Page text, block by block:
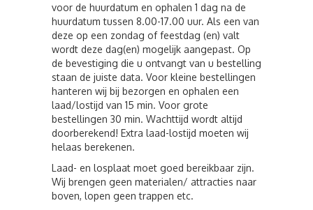
voor de huurdatum en ophalen 1 dag na de
huurdatum tussen 8.00-17.00 uur. Als een van
deze op een zondag of feestdag (en) valt
wordt deze dag(en) mogelijk aangepast. Op
de bevestiging die u ontvangt van u bestelling
staan de juiste data. Voor kleine bestellingen
hanteren wij bij bezorgen en ophalen een
laad/lostijd van 15 min. Voor grote
bestellingen 30 min. Wachttijd wordt altijd
doorberekend! Extra laad-lostijd moeten wij
helaas berekenen.
Laad- en losplaat moet goed bereikbaar zijn.
Wij brengen geen materialen/ attracties naar
boven, lopen geen trappen etc.